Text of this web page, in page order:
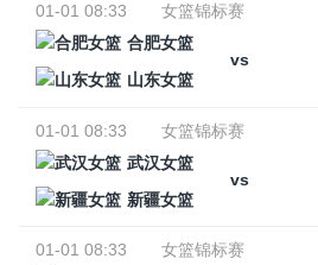
01-01 08:33
女篮锦标赛
合肥女篮
vs
山东女篮
01-01 08:33
女篮锦标赛
武汉女篮
vs
新疆女篮
01-01 08:33
女篮锦标赛